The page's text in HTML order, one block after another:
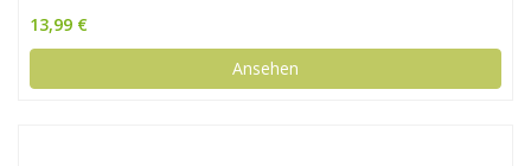
13,99 €
Ansehen